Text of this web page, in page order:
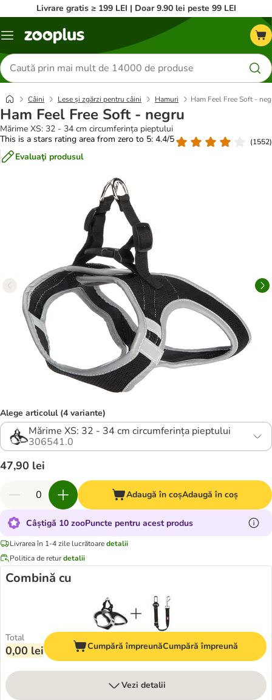
Livrare gratis ≥ 199 LEI | Doar 9.90 lei peste 99 LEI
Categorii
Căutare
produse
Câini Lese și zgărzi pentru câini Hamuri Ham Feel Free Soft -
Ham Feel Free Soft - negru
Mărime XS: 32 - 34 cm circumferința pieptului
This is a stars rating area from zero to 5: 4.4/5
(1552)
Evaluaţi produsul
Alege articolul (4 variante)
Mărime XS: 32 - 34 cm circumferința pieptului
306541.0
47,90 lei
Adaugă în coșAdaugă în coș
Câștigă 10 zooPuncte pentru acest produs
Livrarea în 1-4 zile lucrătoaredetalii
Politica de returdetalii
Combină cu
Total
0,00 lei Cumpără împreunăCumpără împreună
Vezi detalii